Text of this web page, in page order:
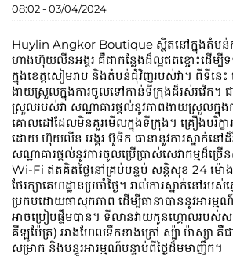
08:02 - 03/04/2024
Huylin Angkor Boutique ស្ថិតនៅក្នុងតំបន់
ហាងហ៊ុយលីនអង្គរ គឺជាកន្លែងដ៏ល្អឥតខ្ចោះដើ
ក្នុងខេត្តសៀមរាប និងតំបន់ជុំវិញរបស់វា។ ពីទីនេះ
ងាយស្រួលក្នុងការចូលទៅកាន់ទីក្រុងដ៏រស់រវើក។
ស្រួលរបស់វា សណ្ឋាគារផ្តល់នូវភាពងាយស្រួលក្នុ
គោលដៅដែលមិនគួរមើលក្នុងទីក្រុង។ គ្រឿងបរិក្ខា
ដោយ ហ៊ុយលីន អង្គរ ប៊ូទិក ធានានូវការស្នាក់នៅដ៏
សណ្ឋាគារផ្តល់នូវការចូលប្រើប្រាស់សេវាកម្មដ៏ច្រើ
Wi-Fi ឥតគិតថ្លៃនៅគ្រប់បន្ទប់ សន្តិសុខ 24 ម៉ោ
ថែរក្សាគេហដ្ឋានប្រចាំថ្ងៃ។ រាល់ការស្នាក់នៅរ
ប្រកបដោយផាសុកភាព ដើម្បីធានាបាននូវអារម្
អាចប្រៀបផ្ទឹមបាន។ ទីលានវាយកូនហ្គោលរបស់សណ្
គីឡូម៉ែត្រ) អាងហែលទឹកខាងក្រៅ ស្ប៉ា ម៉ាស្សា គឺជ
សម្រាក និងបន្ធូរអារម្មណ៍បន្ទាប់ពីថ្ងៃដ៏មមាញឹក។